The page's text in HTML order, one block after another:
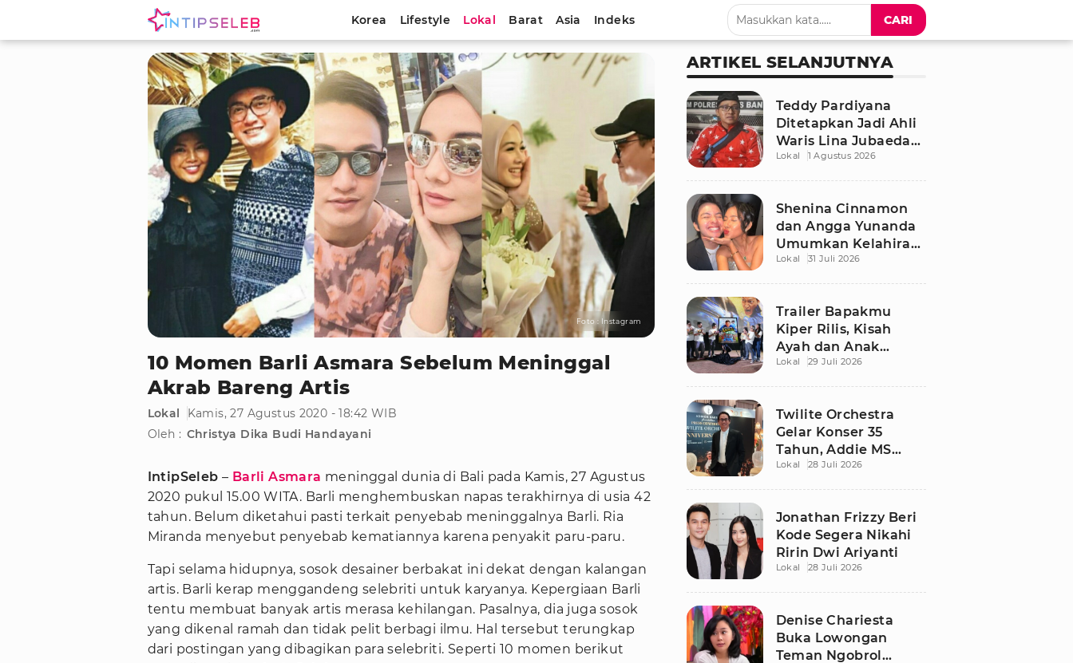
Korea Lifestyle Lokal Barat Asia Indeks CARI
Foto : Instagram
10 Momen Barli Asmara Sebelum Meninggal
Akrab Bareng Artis
Lokal
Kamis, 27 Agustus 2020 - 18:42 WIB
Oleh : Christya Dika Budi Handayani
IntipSeleb – Barli Asmara meninggal dunia di Bali pada Kamis, 27 Agustus
2020 pukul 15.00 WITA. Barli menghembuskan napas terakhirnya di usia 42
tahun. Belum diketahui pasti terkait penyebab meninggalnya Barli. Ria
Miranda menyebut penyebab kematiannya karena penyakit paru-paru.
Tapi selama hidupnya, sosok desainer berbakat ini dekat dengan kalangan
artis. Barli kerap menggandeng selebriti untuk karyanya. Kepergiaan Barli
tentu membuat banyak artis merasa kehilangan. Pasalnya, dia juga sosok
yang dikenal ramah dan tidak pelit berbagi ilmu. Hal tersebut terungkap
dari postingan yang dibagikan para selebriti. Seperti 10 momen berikut
ARTIKEL SELANJUTNYA
Teddy Pardiyana
Ditetapkan Jadi Ahli
Waris Lina Jubaedah,
Begini Respon Sule
Lokal 1 Agustus 2026
Shenina Cinnamon
dan Angga Yunanda
Umumkan Kelahiran
Putra Pertama,
Lokal 31 Juli 2026
Trailer Bapakmu
Kiper Rilis, Kisah
Ayah dan Anak
Berdamai Lewat
Lokal 29 Juli 2026
Twilite Orchestra
Gelar Konser 35
Tahun, Addie MS
Ungkap Kisah Haru
Lokal 28 Juli 2026
Jonathan Frizzy Beri
Kode Segera Nikahi
Ririn Dwi Ariyanti
Lokal 28 Juli 2026
Denise Chariesta
Buka Lowongan
Teman Ngobrol